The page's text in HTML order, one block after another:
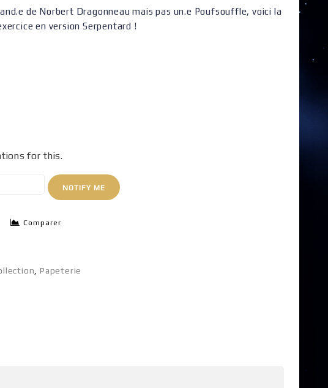
de Norbert Dragonneau mais pas un.e Poufsouffle, voici la
en version Serpentard !
for this.
NOTIFY ME
Comparer
,Papeterie